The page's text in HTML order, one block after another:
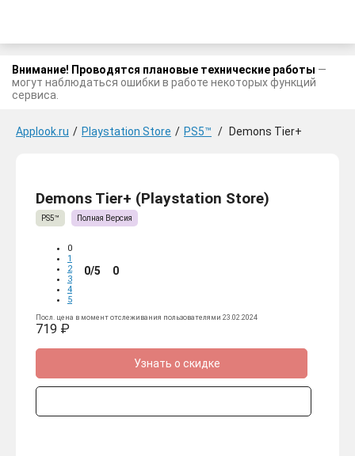
Внимание! Проводятся плановые технические работы —
могут наблюдаться ошибки в работе некоторых функций
сервиса.
Applook.ru / Playstation Store / PS5™ / Demons Tier+
Demons Tier+ (Playstation Store)
PS5™ Полная Версия
0
1
2
3
4
5
0/5 0
Посл. цена в момент отслеживания пользователями 23.02.2024
719 ₽
Узнать о скидке